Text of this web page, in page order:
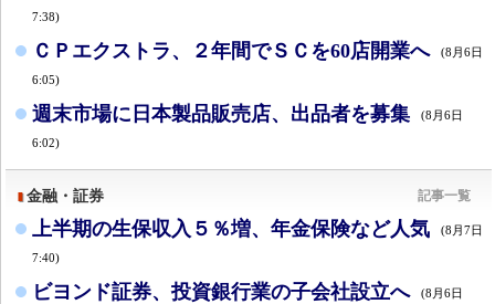
7:38)
ＣＰエクストラ、２年間でＳＣを60店開業へ (8月6日
6:05)
週末市場に日本製品販売店、出品者を募集 (8月6日
6:02)
金融・証券 記事一覧
上半期の生保収入５％増、年金保険など人気 (8月7日
7:40)
ビヨンド証券、投資銀行業の子会社設立へ (8月6日